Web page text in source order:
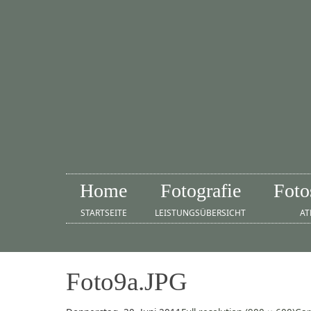
Home
STARTSEITE
Fotografie
LEISTUNGSÜBERSICHT
Foto9a.JPG